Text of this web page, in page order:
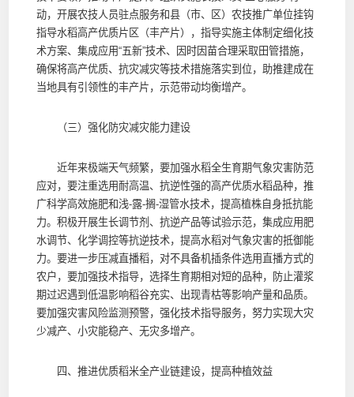
动，开展农技人员驻点服务和县（市、区）农技推广单位挂钩
指导水稻高产优质片区（丰产片），指导实施主体制定细化技
术方案、集成应用“五新”技术、因时因苗合理采取田管措施，
确保将高产优质、抗灾减灾等技术措施落实到位，助推建成在
当地具有引领性的丰产片，示范带动均衡增产。
（三）强化防灾减灾能力建设
近年来极端天气频繁，要加强水稻全生育期气象灾害防范
应对，要注重选用耐高温、抗逆性强的高产优质水稻品种，推
广科学高效施肥和浅-露-搁-湿管水技术，提高植株自身抵抗能
力。积极开展生长调节剂、抗逆产品等试验示范，集成应用肥
水调节、化学调控等抗逆技术，提高水稻对气象灾害的抵御能
力。要进一步压减直播稻，对不具备机插条件选用直播方式的
农户，要加强技术指导，选择生育期相对短的品种，防止灌浆
期过迟遇到低温影响稻谷充实、出现青枯等影响产量和品质。
要加强灾害风险监测预警，强化技术指导服务，努力实现大灾
少减产、小灾能稳产、无灾多增产。
四、推进优质稻米全产业链建设，提高种植效益